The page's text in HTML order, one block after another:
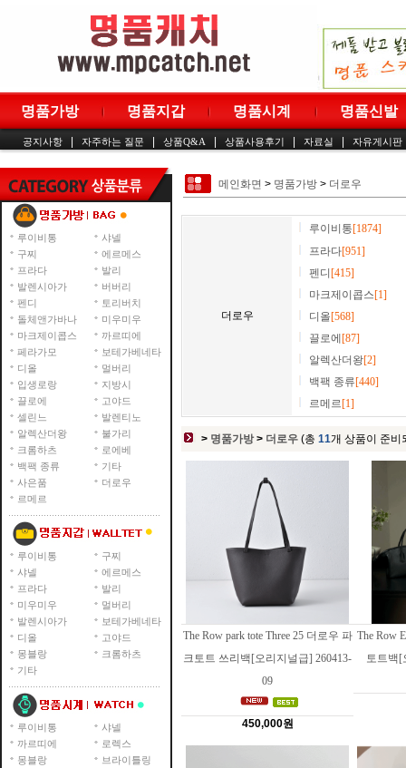
명품가방 명품지갑 명품시계 명품신발
공지사항 자주하는 질문 상품Q&A 상품사용후기 자료실 자유게시판
루이비통
샤넬
구찌
에르메스
프라다
발리
발렌시아가
버버리
펜디
토리버치
돌체앤가바나
미우미우
마크제이콥스
까르띠에
페라가모
보테가베네타
디올
멀버리
입생로랑
지방시
끌로에
고야드
셀린느
발렌티노
알렉산더왕
불가리
크롬하츠
로에베
백팩 종류
기타
사은품
더로우
르메르
루이비통
구찌
샤넬
에르메스
프라다
발리
미우미우
멀버리
발렌시아가
보테가베네타
디올
고야드
몽블랑
크롬하츠
기타
루이비통
샤넬
까르띠에
로렉스
몽블랑
브라이틀링
메인화면 > 명품가방 > 더로우
더로우
루이비통[1874]
프라다[951]
펜디 [415]
마크제이콥스[1]
디올[568]
끌로에 [87]
알렉산더왕[2]
백팩 종류[440]
르메르[1]
> 명품가방> 더로우 (총 11개 상품이 준비
The Row park tote Three 25 더로우 파
크토트 쓰리백[오리지널급] 260413-
09
450,000원
The Row
토트백[